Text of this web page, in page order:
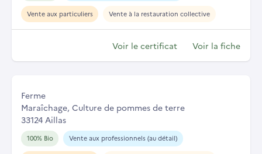
Vente aux particuliers Vente à la restauration collective
Voir le certificat Voir la fiche
Ferme
Maraîchage, Culture de pommes de terre
33124 Aillas
100% Bio Vente aux professionnels (au détail)